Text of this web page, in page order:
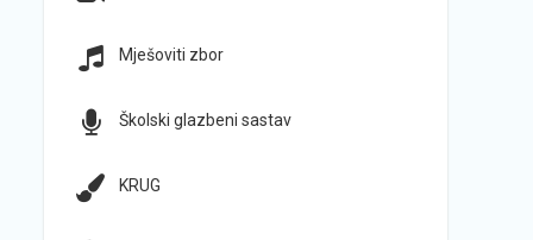
Mješoviti zbor
Školski glazbeni sastav
KRUG